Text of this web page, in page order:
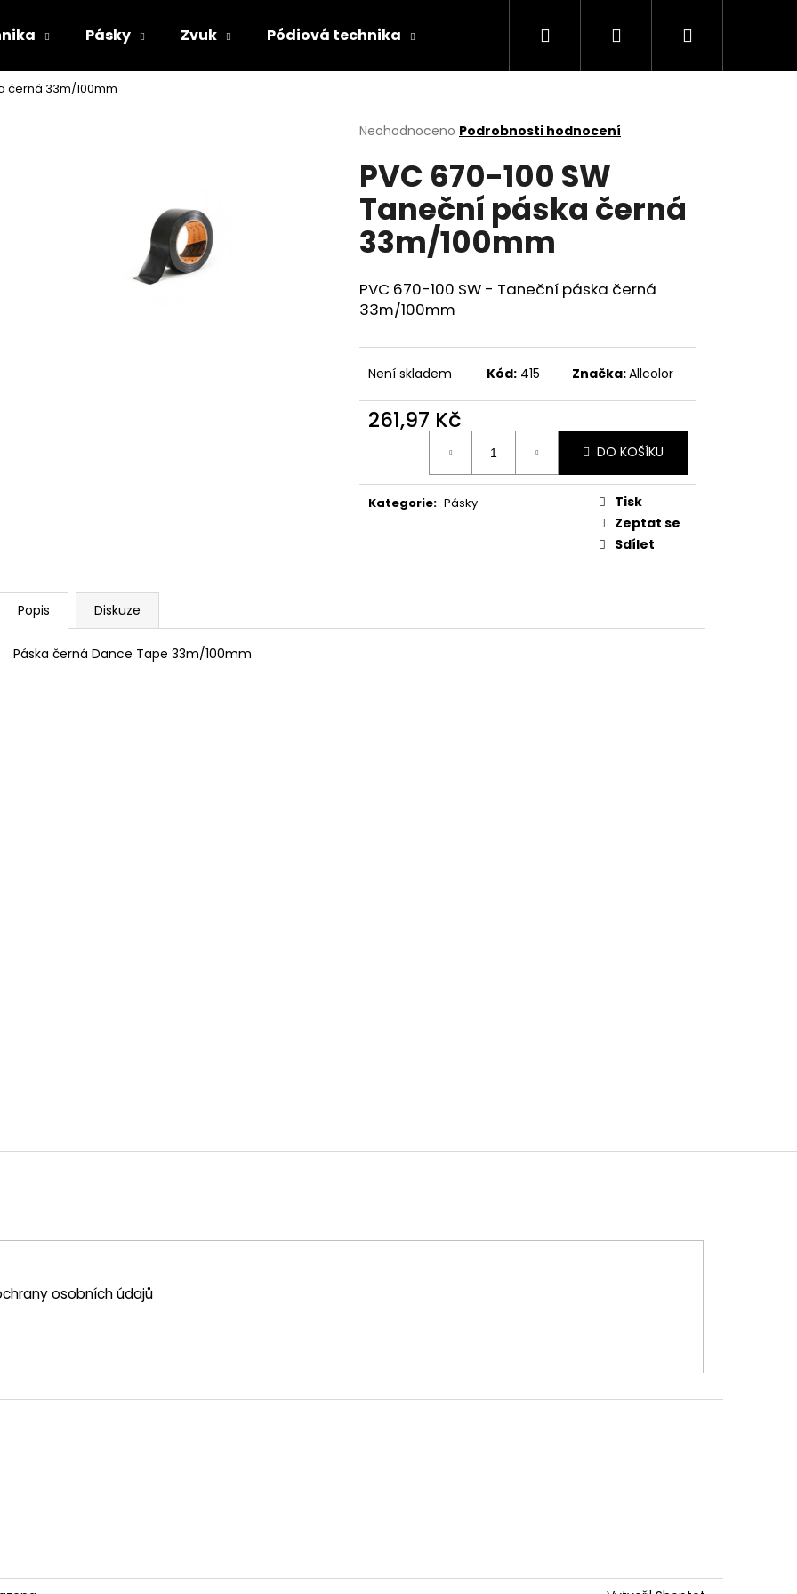
Pásky Zvuk Pódiová technika Obchodní podmínky
Hledat PřihlášeníNákupní
černá 33m/100mm
Průměrné
produktu
je
0,0
5
hvězdiček.
Neohodnoceno Podrobnosti hodnocení
PVC 670-100 SW
Taneční páska černá
33m/100mm
PVC 670-100 SW - Taneční páska černá
33m/100mm
Není skladem Kód: 415 Značka:Allcolor
261,97 Kč
DO KOŠÍKU
Kategorie: Pásky
Tisk
Zeptat se
Sdílet
Popis Diskuze
Páska černá Dance Tape 33m/100mm
Co potřebujete najít?
Doporučujeme
osobních údajů